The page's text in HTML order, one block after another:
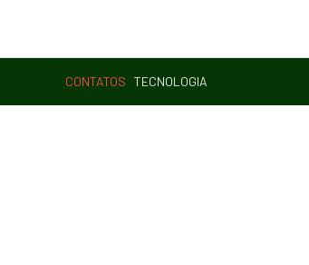
CONTATOS TECNOLOGIA